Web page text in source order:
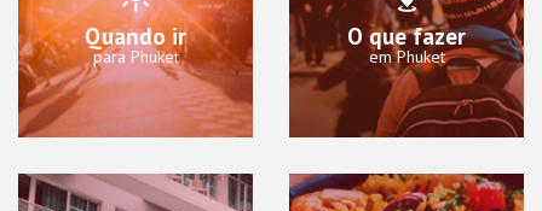
Quando ir
para Phuket
O que fazer
em Phuket